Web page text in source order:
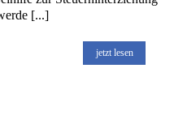
[...]
jetzt lesen